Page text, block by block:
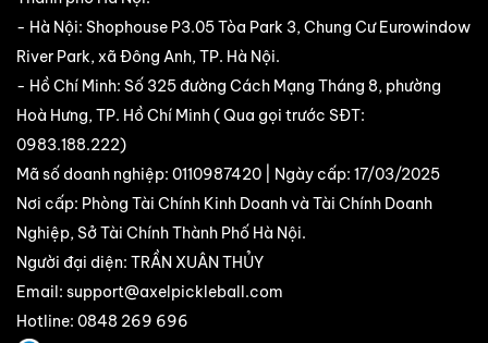
- Hà Nội: Shophouse P3.05 Tòa Park 3, Chung Cư Eurowindow
River Park, xã Đông Anh, TP. Hà Nội.
- Hồ Chí Minh: Số 325 đường Cách Mạng Tháng 8, phường
Hoà Hưng, TP. Hồ Chí Minh ( Qua gọi trước SĐT:
0983.188.222)
Mã số doanh nghiệp: 0110987420 | Ngày cấp: 17/03/2025
Nơi cấp: Phòng Tài Chính Kinh Doanh và Tài Chính Doanh
Nghiệp, Sở Tài Chính Thành Phố Hà Nội.
Người đại diện: TRẦN XUÂN THỦY
Email: support@axelpickleball.com
Hotline: 0848 269 696